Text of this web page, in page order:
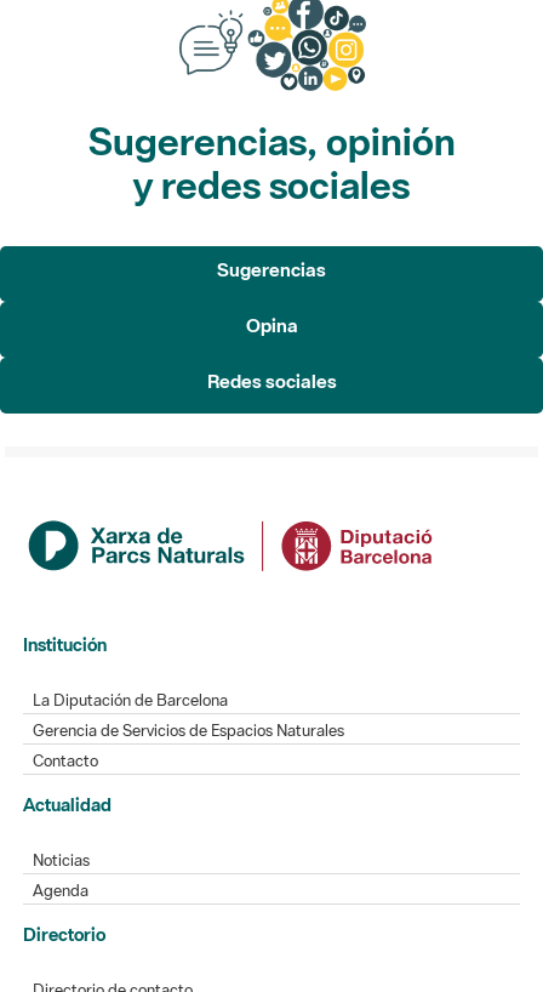
Sugerencias, opinión
y redes sociales
Sugerencias
Opina
Redes sociales
Institución
La Diputación de Barcelona
Gerencia de Servicios de Espacios Naturales
Contacto
Actualidad
Noticias
Agenda
Directorio